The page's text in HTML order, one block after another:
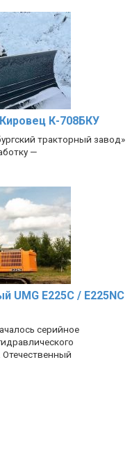
К-708БКУ
тракторный завод»
—
UMG E225C / E225NC
серийное
Отечественный